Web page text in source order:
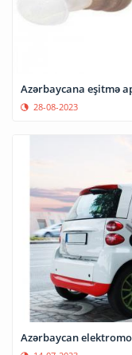
Azərbaycana eşitmə
28-08-2023
Azərbaycan